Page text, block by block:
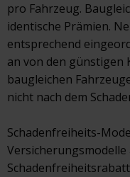
pro Fahrzeug.
identische Prämien.
entsprechend
an von den günstigen
baugleichen
nicht nach dem
Schadenfreiheits-
Versicherungsmodelle